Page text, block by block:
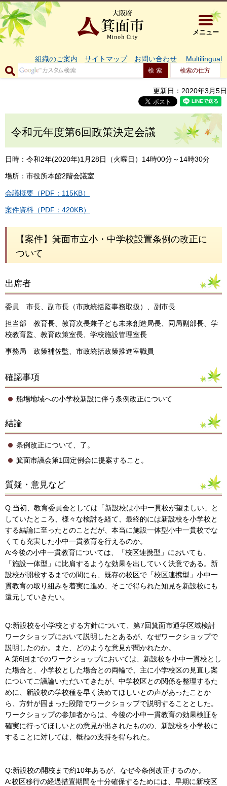
大阪府箕
メニュー
組織のご案内 サイトマップ お問い合わせ Multilingual
検索の仕方
更新日：2020年3月5日
令和元年度第6回政策決定会議
日時：令和2年(2020年)1月28日（火曜日）14時00分～14時30分
場所：市役所本館2階会議室
会議概要（PDF：115KB）
案件資料（PDF：420KB）
【案件】箕面市立小・中学校設置条例の改正に
ついて
出席者
委員 市長、副市長（市政統括監事務取扱）、副市長
担当部 教育長、教育次長兼子ども未来創造局長、同局副部長、学
校教育監、教育政策室長、学校施設管理室長
事務局 政策補佐監、市政統括政策推進室職員
確認事項
船場地域への小学校新設に伴う条例改正について
結論
条例改正について、了。
箕面市議会第1回定例会に提案すること。
質疑・意見など
Q:当初、教育委員会としては「新設校は小中一貫校が望ましい」と
していたところ、様々な検討を経て、最終的には新設校を小学校と
する結論に至ったとのことだが、本当に施設一体型小中一貫校でな
くても充実した小中一貫教育を行えるのか。
A:今後の小中一貫教育については、「校区連携型」においても、
「施設一体型」に比肩するような効果を出していく決意である。新
設校が開校するまでの間にも、既存の校区で「校区連携型」小中一
貫教育の取り組みを着実に進め、そこで得られた知見を新設校にも
還元していきたい。
Q:新設校を小学校とする方針について、第7回箕面市通学区域検討
ワークショップにおいて説明したとあるが、なぜワークショップで
説明したのか。また、どのような意見が聞かれたか。
A:第6回までのワークショップにおいては、新設校を小中一貫校とし
た場合と、小学校とした場合との両輪で、主に小学校区の見直し案
についてご議論いただいてきたが、中学校区との関係を整理するた
めに、新設校の学校種を早く決めてほしいとの声があったことか
ら、方針が固まった段階でワークショップで説明することとした。
ワークショップの参加者からは、今後の小中一貫教育の効果検証を
確実に行ってほしいとの意見が出されたものの、新設校を小学校に
することに対しては、概ねの支持を得られた。
Q:新設校の開校まで約10年あるが、なぜ今条例改正するのか。
A:校区移行の経過措置期間を十分確保するためには、早期に新校区